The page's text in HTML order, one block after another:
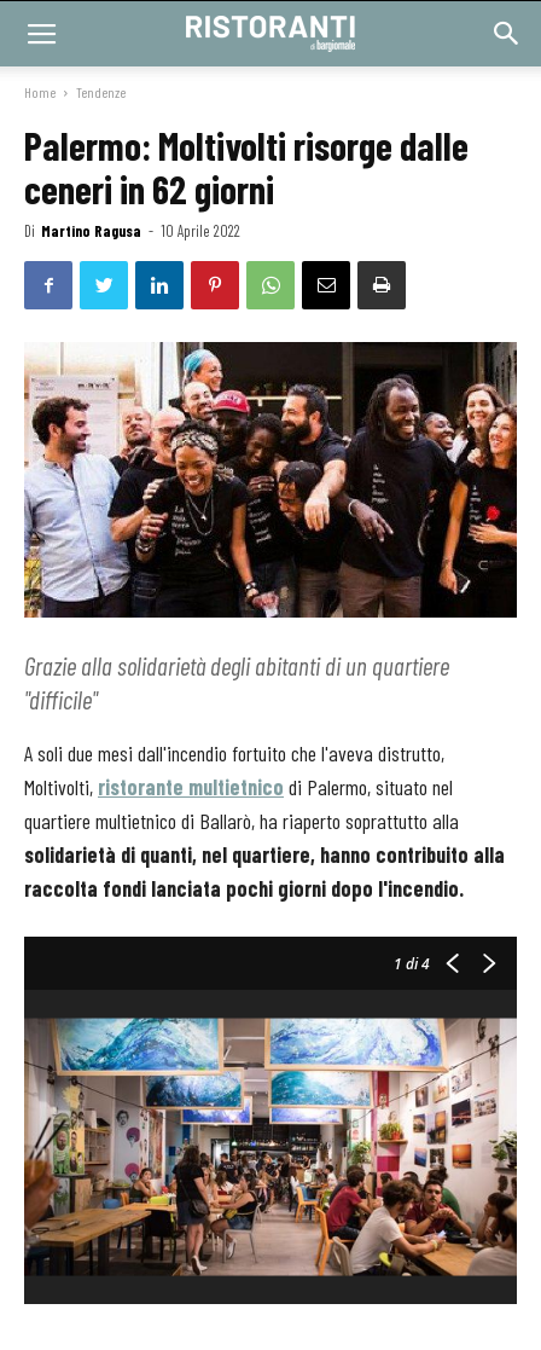
Home Tendenze
Palermo: Moltivolti risorge dalle
ceneri in 62 giorni
Di Martino Ragusa - 10 Aprile 2022
Grazie alla solidarietà degli abitanti di un quartiere
"difficile"
A soli due mesi dall'incendio fortuito che l'aveva distrutto,
Moltivolti, ristorante multietnico di Palermo, situato nel
quartiere multietnico di Ballarò, ha riaperto soprattutto alla
solidarietà di quanti, nel quartiere, hanno contribuito alla
raccolta fondi lanciata pochi giorni dopo l'incendio.
1 di 4